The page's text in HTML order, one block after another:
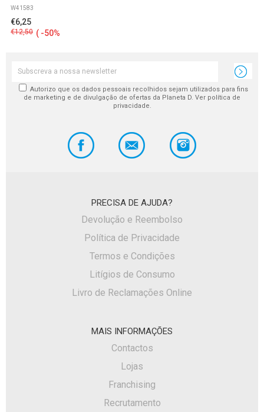
W41583
€6,25
€12,50 ( -50%
Autorizo que os dados pessoais recolhidos sejam utilizados para fins
de marketing e de divulgação de ofertas da Planeta D. Ver política de
privacidade.
PRECISA DE AJUDA?
Devolução e Reembolso
Política de Privacidade
Termos e Condições
Litígios de Consumo
Livro de Reclamações Online
MAIS INFORMAÇÕES
Contactos
Lojas
Franchising
Recrutamento